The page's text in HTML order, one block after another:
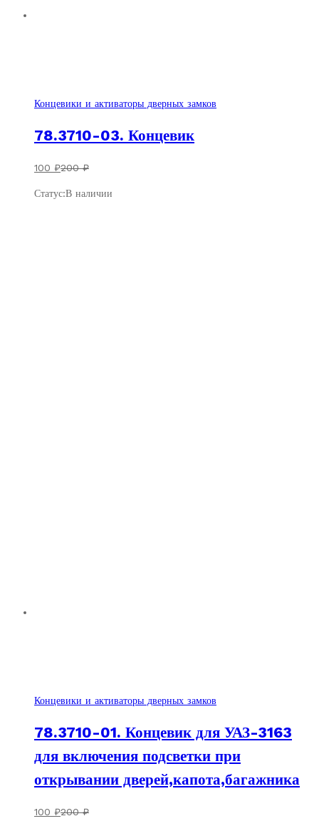
Концевики и активаторы дверных замков
78.3710-03. Концевик
100 ₽200₽
Статус:В наличии
Концевики и активаторы дверных замков
78.3710-01. Концевик для УАЗ-3163
для включения подсветки при
открывании дверей,капота,багажника
100 ₽200₽